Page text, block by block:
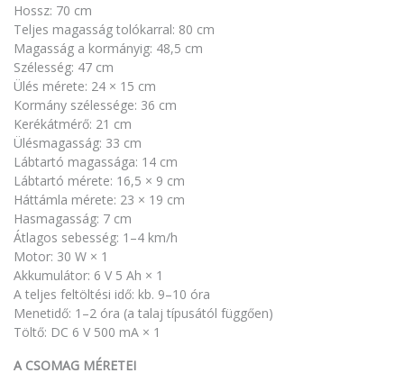
Hossz: 70 cm
Teljes magasság tolókarral: 80 cm
Magasság a kormányig: 48,5 cm
Szélesség: 47 cm
Ülés mérete: 24 × 15 cm
Kormány szélessége: 36 cm
Kerékátmérő: 21 cm
Ülésmagasság: 33 cm
Lábtartó magassága: 14 cm
Lábtartó mérete: 16,5 × 9 cm
Háttámla mérete: 23 × 19 cm
Hasmagasság: 7 cm
Átlagos sebesség: 1–4 km/h
Motor: 30 W × 1
Akkumulátor: 6 V 5 Ah × 1
A teljes feltöltési idő: kb. 9–10 óra
Menetidő: 1–2 óra (a talaj típusától függően)
Töltő: DC 6 V 500 mA × 1
A CSOMAG MÉRETEI